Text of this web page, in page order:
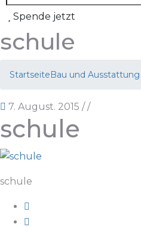
Spende jetzt
schule
StartseiteBau und
7. August. 2015 / /
schule
schule